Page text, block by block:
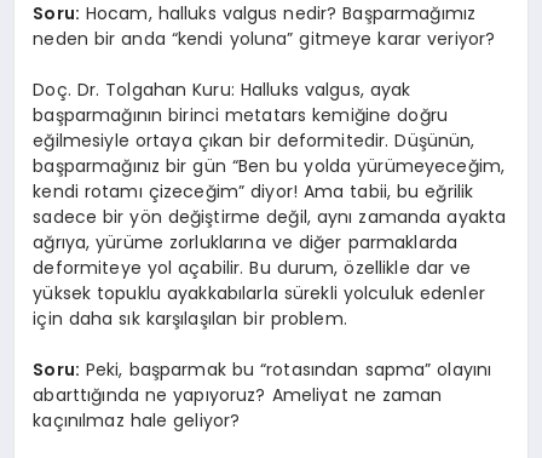
Soru: Hocam, halluks valgus nedir? Başparmağımız
neden bir anda “kendi yoluna” gitmeye karar veriyor?
Doç. Dr. Tolgahan Kuru: Halluks valgus, ayak
başparmağının birinci metatars kemiğine doğru
eğilmesiyle ortaya çıkan bir deformitedir. Düşünün,
başparmağınız bir gün “Ben bu yolda yürümeyeceğim,
kendi rotamı çizeceğim” diyor! Ama tabii, bu eğrilik
sadece bir yön değiştirme değil, aynı zamanda ayakta
ağrıya, yürüme zorluklarına ve diğer parmaklarda
deformiteye yol açabilir. Bu durum, özellikle dar ve
yüksek topuklu ayakkabılarla sürekli yolculuk edenler
için daha sık karşılaşılan bir problem.
Soru: Peki, başparmak bu “rotasından sapma” olayını
abarttığında ne yapıyoruz? Ameliyat ne zaman
kaçınılmaz hale geliyor?